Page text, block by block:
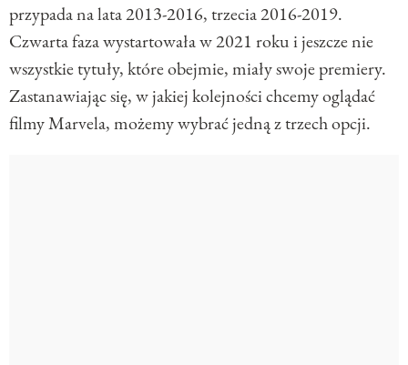
przypada na lata 2013-2016, trzecia 2016-2019.
Czwarta faza wystartowała w 2021 roku i jeszcze nie
wszystkie tytuły, które obejmie, miały swoje premiery.
Zastanawiając się, w jakiej kolejności chcemy oglądać
filmy Marvela, możemy wybrać jedną z trzech opcji.